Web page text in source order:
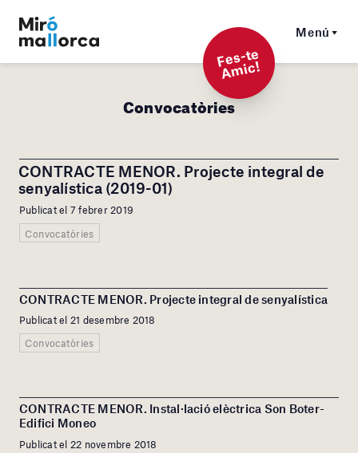
Menú
F
es-t
e
A
mi
c!
Convocatòries
CONTRACTE MENOR. Projecte integral de
senyalística (2019-01)
Publicat el 7 febrer 2019
Convocatòries
CONTRACTE MENOR. Projecte integral de senyalística
Publicat el 21 desembre 2018
Convocatòries
CONTRACTE MENOR. Instal·lació elèctrica Son Boter-
Edifici Moneo
Publicat el 22 novembre 2018